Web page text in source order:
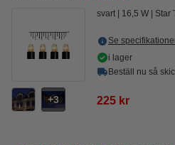
3
svart 16,5 W Star
Se
i lager
Beställ nu så
225 kr